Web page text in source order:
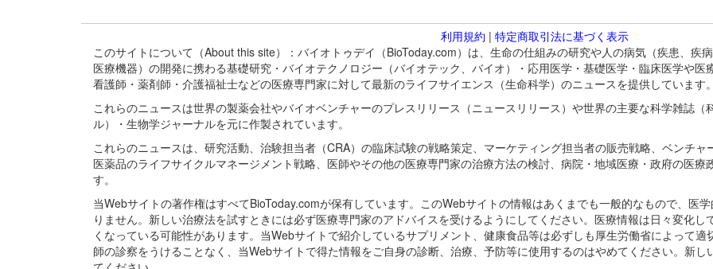
利用規約 | 特定商取引法に基づく表示
このサイトについて（About this site）：バイオトゥデイ（BioToday.com）は、生命の仕組みの研究や人の病気（疾患、疾
医療機器）の開発に携わる基礎研究・バイオテクノロジー（バイオテック、バイオ）・応用医学・基礎医学・臨床医学や医
看護師・薬剤師・介護福祉士などの医療専門家に対して最新のライフサイエンス（生命科学）のニュースを提供しています。
これらのニュースは世界の製薬会社やバイオベンチャーのプレスリリース（ニュースリリース）や世界の主要な科学雑誌
ル）・生物学ジャーナルを元に作製されています。
これらのニュースは、研究活動、治験担当者（CRA）の臨床試験の戦略策定、マーケティング担当者の販売戦略、ベンチャ
医薬品のライフサイクルマネージメント戦略、医師やその他の医療専門家の治療方法の検討、病院・地域医療・政府の医
す。
当Webサイトの著作権はすべてBioToday.comが保有しています。このWebサイトの情報はあくまでも一般的なもので、医
りません。新しい治療法を試すときには必ず医療専門家のアドバイスを受けるようにしてください。医療情報は日々変化
くなっている可能性があります。当Webサイトで紹介しているサプリメント、健康食品等は必ずしも厚生労働省によって
師の診察をうけることなく、当Webサイトで得た情報をご自身の診断、治療、予防等に使用するのはやめてください。新